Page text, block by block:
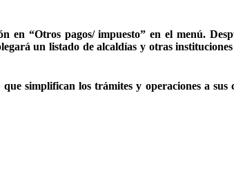
en “Otros pagos/ impuesto” en el menú.
un listado de alcaldías y otras
simplifican los trámites y operaciones a sus